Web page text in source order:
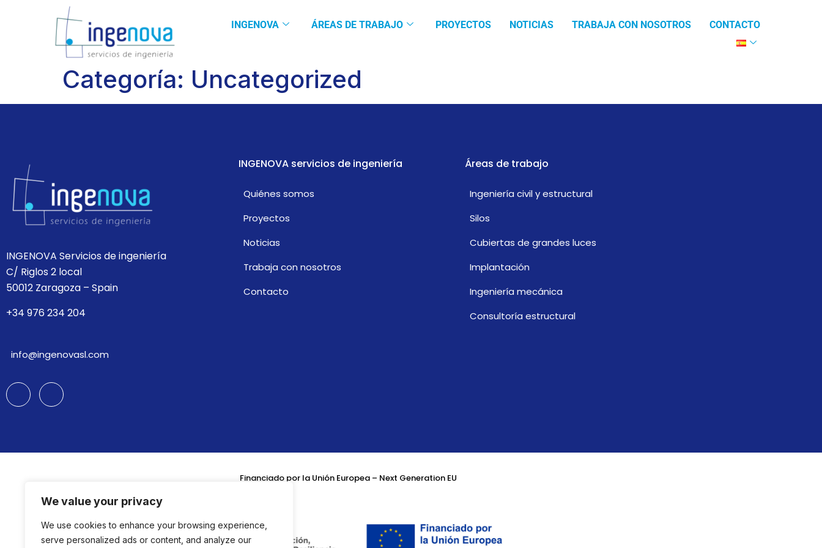
We value your privacy
We use cookies to enhance your browsing experience,
serve personalized ads or content, and analyze our
INGENOVA ÁREAS DE TRABAJO PROYECTOS NOTICIAS TRABAJA CON NOSOTROS CONTACTO
Categoría: Uncategorized
INGENOVA Servicios de ingeniería
C/ Riglos 2 local
50012 Zaragoza – Spain
+34 976 234 204
info@ingenovasl.com
INGENOVA servicios de ingeniería
Quiénes somos
Proyectos
Noticias
Trabaja con nosotros
Contacto
Áreas de trabajo
Ingeniería civil y estructural
Silos
Cubiertas de grandes luces
Implantación
Ingeniería mecánica
Consultoría estructural
Financiado por la Unión Europea – Next Generation EU